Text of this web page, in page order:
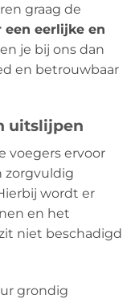
graag de
een eerlijke en
je bij ons dan
en betrouwbaar
uitslijpen
voegers ervoor
zorgvuldig
wordt er
en het
niet beschadigd
grondig